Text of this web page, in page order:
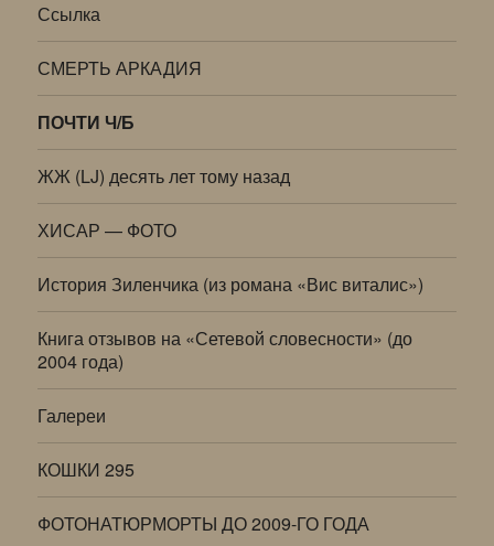
Ссылка
СМЕРТЬ АРКАДИЯ
ПОЧТИ Ч/Б
ЖЖ (LJ) десять лет тому назад
ХИСАР — ФОТО
История Зиленчика (из романа «Вис виталис»)
Книга отзывов на «Сетевой словесности» (до
2004 года)
Галереи
КОШКИ 295
ФОТОНАТЮРМОРТЫ ДО 2009-ГО ГОДА